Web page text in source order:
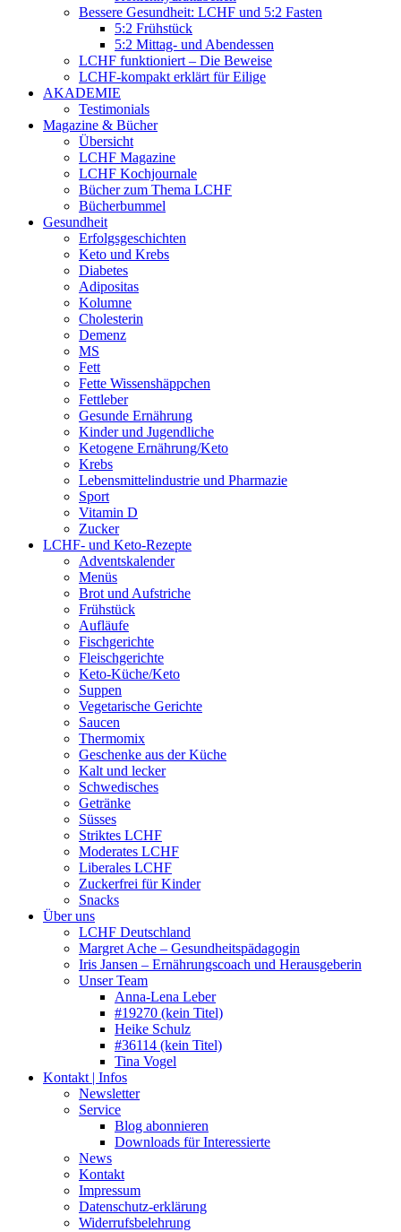
Bessere Gesundheit: LCHF und 5:2 Fasten
5:2 Frühstück
5:2 Mittag- und Abendessen
LCHF funktioniert – Die Beweise
LCHF-kompakt erklärt für Eilige
AKADEMIE
Testimonials
Magazine & Bücher
Übersicht
LCHF Magazine
LCHF Kochjournale
Bücher zum Thema LCHF
Bücherbummel
Gesundheit
Erfolgsgeschichten
Keto und Krebs
Diabetes
Adipositas
Kolumne
Cholesterin
Demenz
MS
Fett
Fette Wissenshäppchen
Fettleber
Gesunde Ernährung
Kinder und Jugendliche
Ketogene Ernährung/Keto
Krebs
Lebensmittelindustrie und Pharmazie
Sport
Vitamin D
Zucker
LCHF- und Keto-Rezepte
Adventskalender
Menüs
Brot und Aufstriche
Frühstück
Aufläufe
Fischgerichte
Fleischgerichte
Keto-Küche/Keto
Suppen
Vegetarische Gerichte
Saucen
Thermomix
Geschenke aus der Küche
Kalt und lecker
Schwedisches
Getränke
Süsses
Striktes LCHF
Moderates LCHF
Liberales LCHF
Zuckerfrei für Kinder
Snacks
Über uns
LCHF Deutschland
Margret Ache – Gesundheitspädagogin
Iris Jansen – Ernährungscoach und Herausgeberin
Unser Team
Anna-Lena Leber
#19270 (kein Titel)
Heike Schulz
#36114 (kein Titel)
Tina Vogel
Kontakt | Infos
Newsletter
Service
Blog abonnieren
Downloads für Interessierte
News
Kontakt
Impressum
Datenschutz-erklärung
Widerrufsbelehrung